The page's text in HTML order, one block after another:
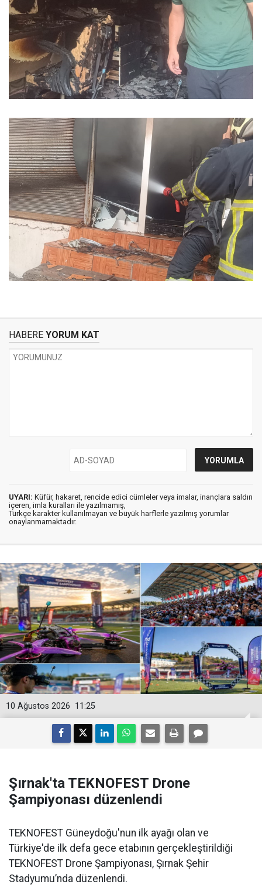
HABERE YORUM KAT
UYARI: Küfür, hakaret, rencide edici cümleler veya imalar, inançlara saldırı
içeren, imla kuralları ile yazılmamış,
Türkçe karakter kullanılmayan ve büyük harflerle yazılmış yorumlar
onaylanmamaktadır.
11:25
10 Ağustos 2026
Şırnak'ta TEKNOFEST Drone
Şampiyonası düzenlendi
TEKNOFEST Güneydoğu'nun ilk ayağı olan ve
Türkiye'de ilk defa gece etabının gerçekleştirildiği
TEKNOFEST Drone Şampiyonası, Şırnak Şehir
Stadyumu’nda düzenlendi.